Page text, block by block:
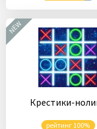
Крестики-
рейтинг 100%
NEW